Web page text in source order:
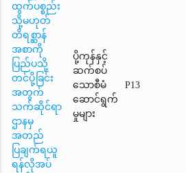
ထွက်ပစ္စည်း
သို့မဟုတ်
တိရစ္ဆာန်
အစာကို
ပြည်ပသို့
တင်ပို့ခြင်း
အတွက်
သက်ဆိုင်ရာ
ဌာနမှ
အတည်
ပြချက်ရယူ
ရန်လိုအပ်
ပို့ကုန်နှင့်
ဆက်စပ်
သောစီမံ
ဆောင်ရွက်
မှုများ
P13